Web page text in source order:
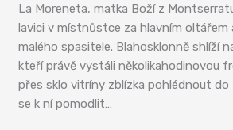
La Moreneta, matka Boží z
lavici v místnůstce za hlavním oltářem
malého spasitele. Blahosklonně shlíží
kteří právě vystáli několikahodinovou
přes sklo vitríny zblízka pohlédnout
se k ní pomodlit…